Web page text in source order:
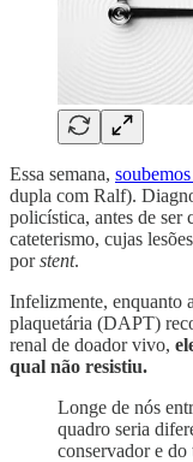
Essa semana,
dupla com Ralf).
policística, antes de
cateterismo, cujas
porstent.
Infelizmente, enquanto
plaquetária (DAPT)
renal de doador vivo,
qual não resistiu.
Longe de nós
quadro seria
conservador e do